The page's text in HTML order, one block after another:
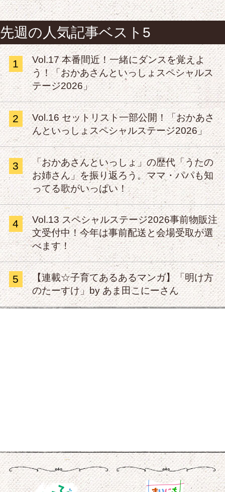
先週の人気記事ベスト5
1
Vol.17 本番間近！一緒にダンスを覚えよ
う！「おかあさんといっしょスペシャルス
テージ2026」
2
Vol.16 セットリスト一部公開！「おかあさ
んといっしょスペシャルステージ2026」
3
「おかあさんといっしょ」の歴代「うたの
お姉さん」を振り返ろう。ママ・パパも知
ってる歌がいっぱい！
4
Vol.13 スペシャルステージ2026事前物販注
文受付中！今年は事前配送と会場受取が選
べます！
5
【連載☆子育てあるあるマンガ】「明け方
のたーすけ」by あま田こにーさん